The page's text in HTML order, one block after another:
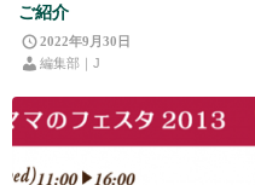
ご紹介
2022年9月30日
編集部｜J